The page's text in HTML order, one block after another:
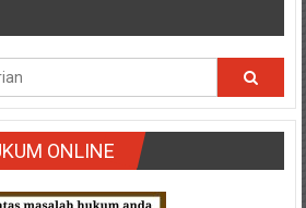
Mungkid/Demak/
ONLINE